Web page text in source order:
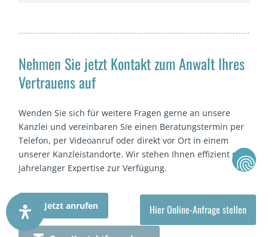
Hier Online-Anfrage stellen
Nehmen Sie jetzt Kontakt zum Anwalt Ihres
Vertrauens auf
Wenden Sie sich für weitere Fragen gerne an unsere
Kanzlei und vereinbaren Sie einen Beratungstermin per
Telefon, per Videoanruf oder direkt vor Ort in einem
unserer Kanzleistandorte. Wir stehen Ihnen effizient mit
jahrelanger Expertise zur Verfügung.
Jetzt anrufen